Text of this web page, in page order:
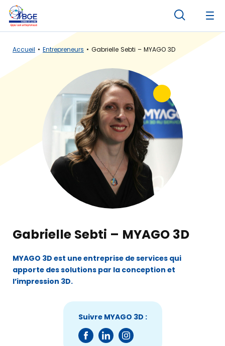
Accueil Entrepreneurs Gabrielle Sebti – MYAGO 3D
Gabrielle Sebti – MYAGO 3D
MYAGO 3D est une entreprise de services qui
apporte des solutions par la conception et
l’impression 3D.
Suivre MYAGO 3D :
Panneau de gestion des cookies